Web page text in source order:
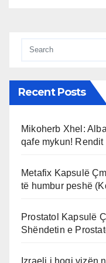
Recent Posts
Mikoherb Xhel:
qafe mykun! Rendit
Metafix Kapsulë
të humbur peshë
Prostatol Kapsulë
Shëndetin e
Izraeli i hoqi vizën